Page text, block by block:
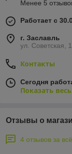
Менее 5
Работает с
г. Заславль
ул. Советская,
Контакты
Сегодня
Показать
Отзывы о
4 отзывов за